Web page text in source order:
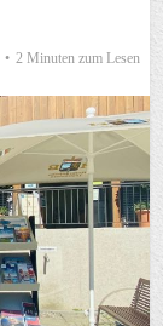
2 Minuten zum Lesen